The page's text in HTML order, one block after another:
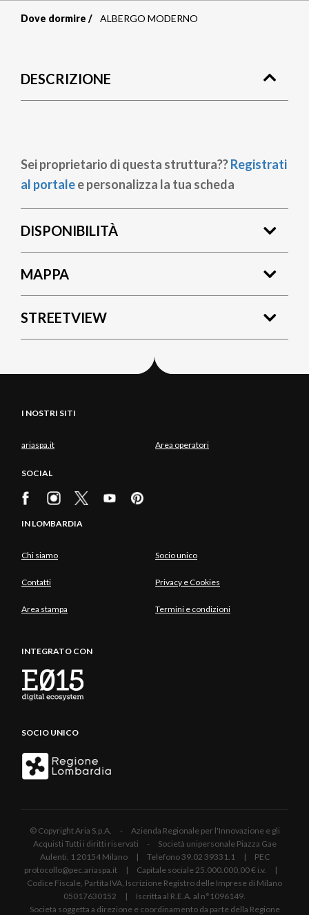
pane
Dove dormire ALBERGO MODERNO
DESCRIZIONE
Sei proprietario di questa struttura??Registrati
al portalee personalizza la tua scheda
DISPONIBILITÀ
MAPPA
STREETVIEW
I NOSTRI SITI
ariaspa.it Area operatori
SOCIAL
IN LOMBARDIA
Chi siamo Socio unico
Contatti Privacy e Cookies
Area stampa Termini e condizioni
INTEGRATO CON
SOCIO UNICO
© Copyright Aria S.p.A. - Azienda Regionale per l'Innovazione e gli
Acquisti Tutti i diritti riservati - Società unipersonale Piazza Gae
Aulenti, 1 20154 Milano | Telefono 39.02 39331.1 | PEC
protocollo@pec.ariaspa.it | Capitale sociale 25.000.000,00 € i.v. |
Codice Fiscale, Partita IVA, Iscrizione Registro delle Imprese di Milano
05017630152 | Iscritta al R.E.A. al n°1096149.
Società soggetta a direzione e coordinamento da parte della Regione